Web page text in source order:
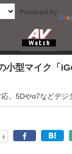
Powered by
小型マイク「
。5Dやα7などデジ